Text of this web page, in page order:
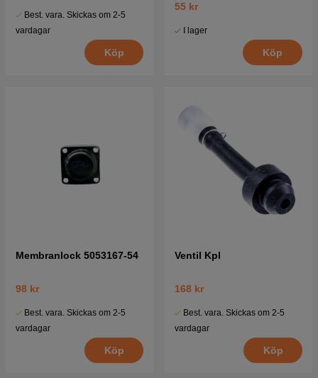
Best. vara. Skickas om 2-5
vardagar
Köp
55 kr
I lager
Köp
Membranlock 5053167-54
98 kr
Best. vara. Skickas om 2-5
vardagar
Köp
Ventil Kpl
168 kr
Best. vara. Skickas om 2-5
vardagar
Köp